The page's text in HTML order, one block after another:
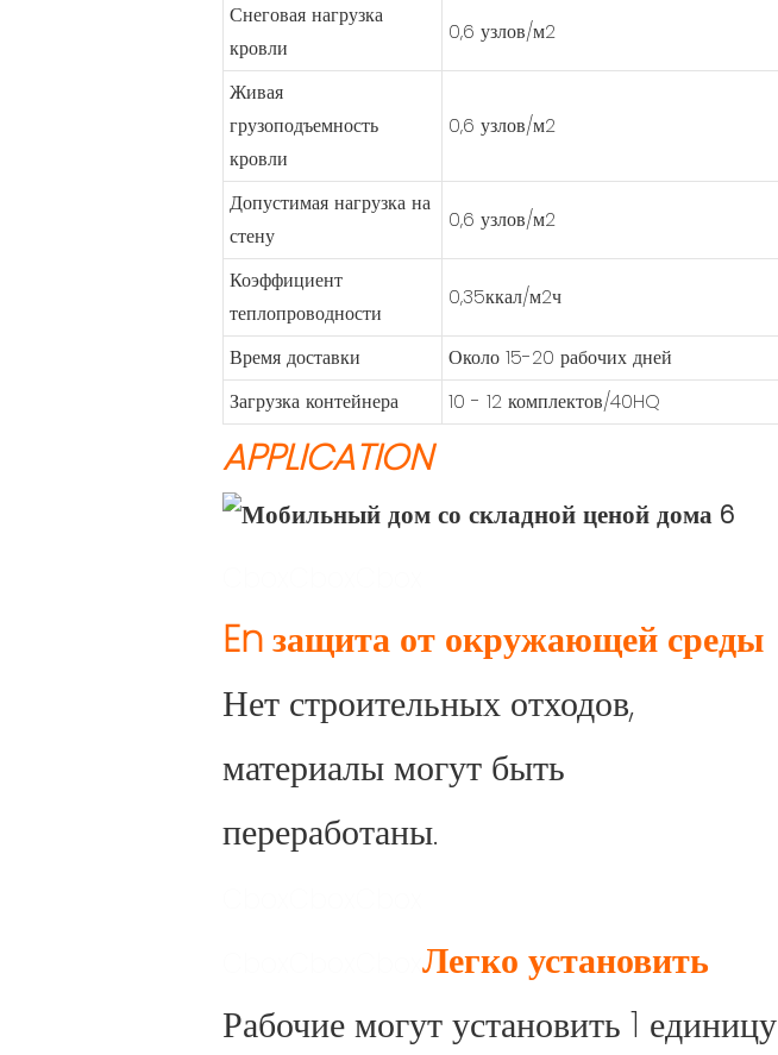
Снеговая нагрузка
кровли
0,6 узлов/м2
Живая
грузоподъемность
кровли
0,6 узлов/м2
Допустимая нагрузка на
стену
0,6 узлов/м2
Коэффициент
теплопроводности
0,35ккал/м2ч
Время доставки
Около 15-20 рабочих дней
Загрузка контейнера
10 - 12 комплектов/40HQ
APPLICATION
Enзащита от окружающей среды
Нет строительных отходов,
материалы могут быть
переработаны.
Легко установить
Рабочие могут установить 1 единицу